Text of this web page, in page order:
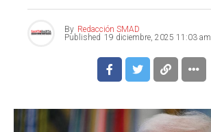
By Redacción SMAD
Published 19 diciembre, 2025 11:03 am